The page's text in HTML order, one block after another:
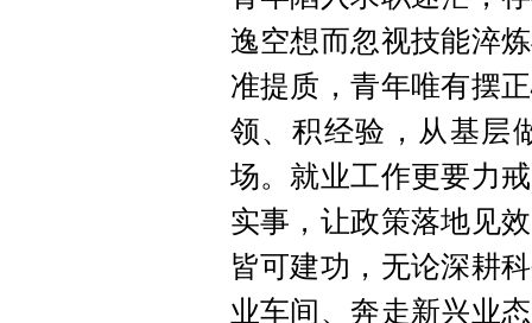
逸空想而忽视技能淬
准提质，青年唯有摆
领、积经验，从基层
场。就业工作更要力
实事，让政策落地见
皆可建功，无论深耕
业车间、奔走新兴业